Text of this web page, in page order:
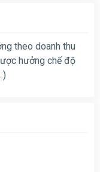
theo doanh thu
hưởng chế độ